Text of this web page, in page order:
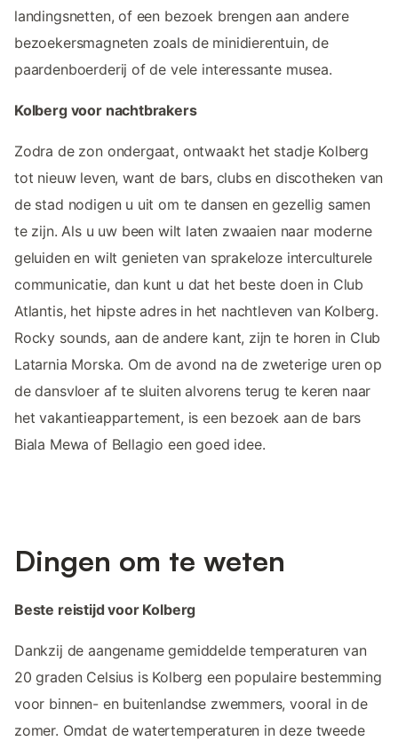
landingsnetten, of een bezoek brengen aan andere
bezoekersmagneten zoals de minidierentuin, de
paardenboerderij of de vele interessante musea.
Kolberg voor nachtbrakers
Zodra de zon ondergaat, ontwaakt het stadje Kolberg
tot nieuw leven, want de bars, clubs en discotheken van
de stad nodigen u uit om te dansen en gezellig samen
te zijn. Als u uw been wilt laten zwaaien naar moderne
geluiden en wilt genieten van sprakeloze interculturele
communicatie, dan kunt u dat het beste doen in Club
Atlantis, het hipste adres in het nachtleven van Kolberg.
Rocky sounds, aan de andere kant, zijn te horen in Club
Latarnia Morska. Om de avond na de zweterige uren op
de dansvloer af te sluiten alvorens terug te keren naar
het vakantieappartement, is een bezoek aan de bars
Biala Mewa of Bellagio een goed idee.
Dingen om te weten
Beste reistijd voor Kolberg
Dankzij de aangename gemiddelde temperaturen van
20 graden Celsius is Kolberg een populaire bestemming
voor binnen- en buitenlandse zwemmers, vooral in de
zomer. Omdat de watertemperaturen in deze tweede